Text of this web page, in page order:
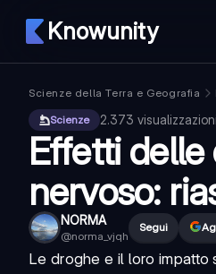
Knowunity
Scienze della Terra e Geografia
Scienze
2.373 visualizzazioni
Effetti
nervoso:
NORMA
@norma_vjqh
Segui
Le droghe e il loro impatto